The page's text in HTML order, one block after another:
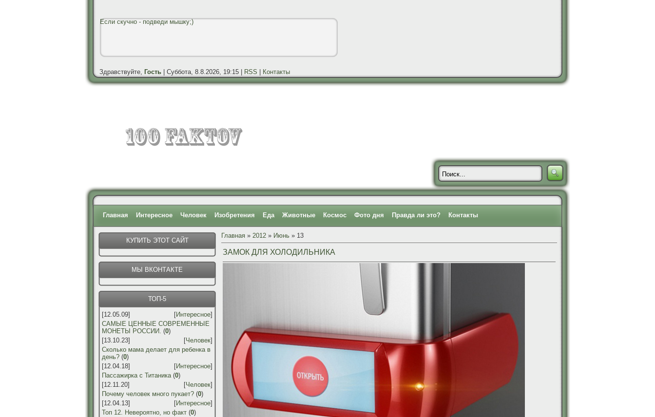
Если скучно - подведи мышку;)
Здравствуйте, Гость | Суббота, 8.8.2026, 19:15 | RSS Контакты
Главная Интересное Человек Изобретения Еда Животные Космос Фото дня Правда ли это? Контакты
КУПИТЬ ЭТОТ САЙТ
МЫ ВКОНТАКТЕ
ТОП-5
[12.05.09] [Интересное]
САМЫЕ ЦЕННЫЕ СОВРЕМЕННЫЕ
МОНЕТЫ РОССИИ. (0)
[13.10.23]
[Человек]
Сколько мама делает для ребенка в
день? (0)
[12.04.18]
[Интересное]
Пассажирка с Титаника (0)
[12.11.20]
[Человек]
Почему человек много пукает? (0)
[12.04.13]
[Интересное]
Топ 12. Невероятно, но факт (0)
Главная » 2012 » Июнь » 13
ЗАМОК ДЛЯ ХОЛОДИЛЬНИКА